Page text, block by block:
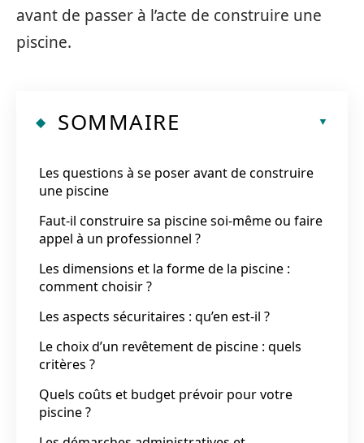
avant de passer à l’acte de construire une
piscine.
SOMMAIRE
Les questions à se poser avant de construire
une piscine
Faut-il construire sa piscine soi-même ou faire
appel à un professionnel ?
Les dimensions et la forme de la piscine :
comment choisir ?
Les aspects sécuritaires : qu’en est-il ?
Le choix d’un revêtement de piscine : quels
critères ?
Quels coûts et budget prévoir pour votre
piscine ?